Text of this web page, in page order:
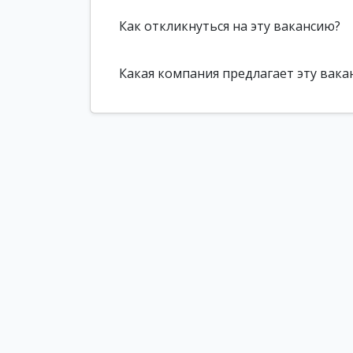
Как откликнуться на эту вакансию?
Какая компания предлагает эту